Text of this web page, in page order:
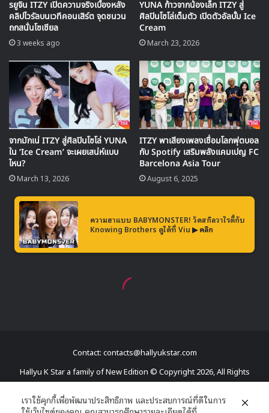
Contact: contacts@hallyukstar.com
Hallyu K Star a family of New Edition © Copyright 2026, All Rights
เราใช้คุกกี้เพื่อพัฒนาประสิทธิภาพ และประสบการณ์ที่ดีในการ